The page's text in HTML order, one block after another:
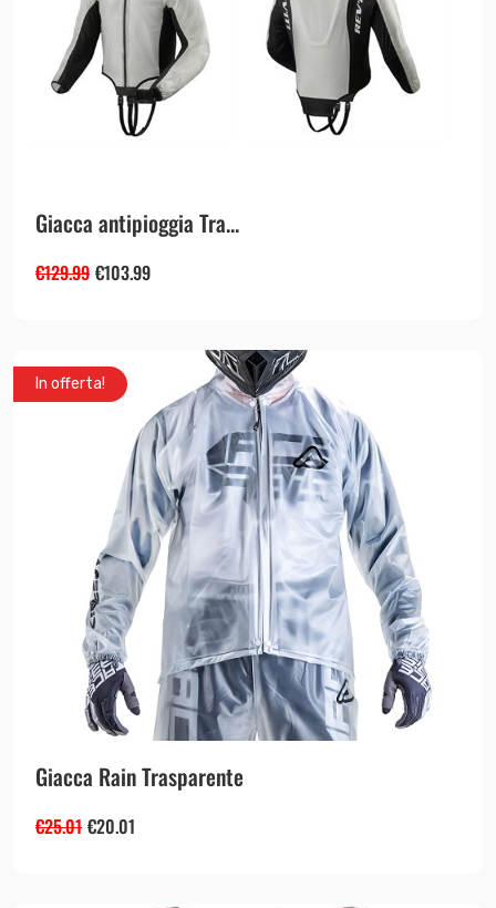
Giacca antipioggia Tra...
€129.99 €103.99
In offerta!
Giacca Rain Trasparente
€25.01 €20.01